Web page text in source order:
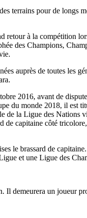
terrains pour de longs
retour à la compétition
des Champions,
auprès de toutes les
2016, avant de
du monde 2018, il est
la Ligue des Nations
capitaine côté
le brassard de
et une Ligue des
demeurera un joueur